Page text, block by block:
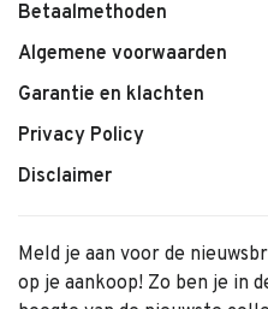
Leeftijd: Geschikt vanaf 3 jaar
Betaalmethoden
Algemene voorwaarden
Garantie en klachten
Privacy Policy
Disclaimer
Meld je aan voor de
op je aankoop! Zo ben je in